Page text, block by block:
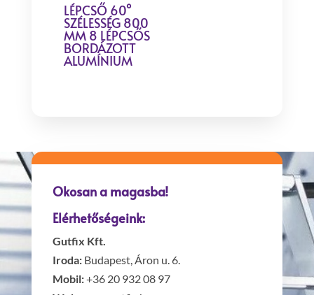
LÉPCSŐ 60°
SZÉLESSÉG 800
MM 8 LÉPCSŐS
BORDÁZOTT
ALUMÍNIUM
Okosan a magasba!
Elérhetőségeink:
Gutfix Kft.
Iroda:Budapest, Áron u. 6.
Mobil:+36 20 932 08 97